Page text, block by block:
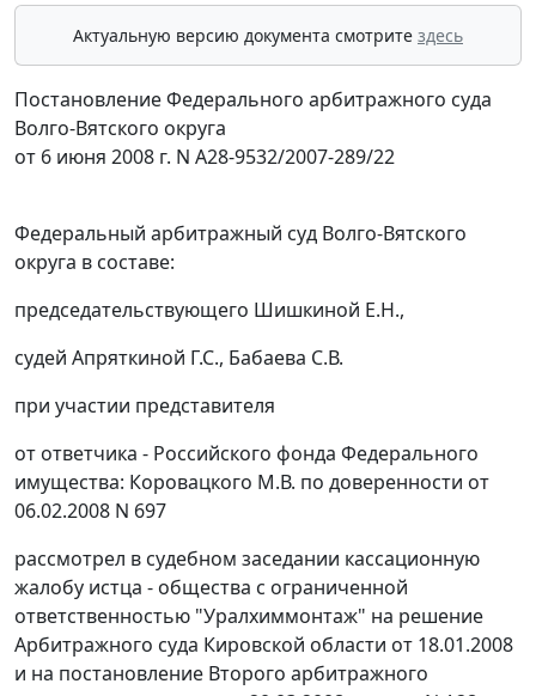
Актуальную версию документа смотрите здесь
Постановление Федерального арбитражного суда
Волго-Вятского округа
от 6 июня 2008 г. N А28-9532/2007-289/22
Федеральный арбитражный суд Волго-Вятского
округа в составе:
председательствующего Шишкиной Е.Н.,
судей Апряткиной Г.С., Бабаева С.В.
при участии представителя
от ответчика - Российского фонда Федерального
имущества: Коровацкого М.В. по доверенности от
06.02.2008 N 697
рассмотрел в судебном заседании кассационную
жалобу истца - общества с ограниченной
ответственностью "Уралхиммонтаж" на решение
Арбитражного суда Кировской области от 18.01.2008
и на постановление Второго арбитражного